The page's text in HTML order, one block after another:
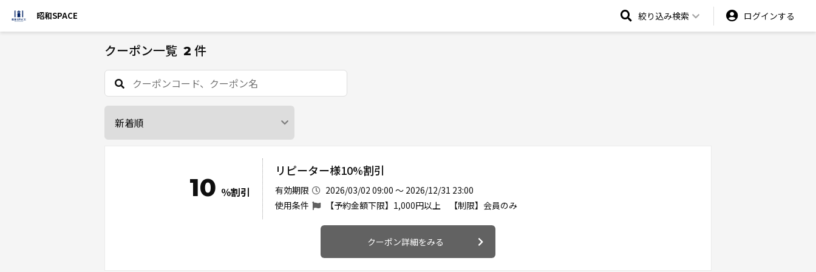
昭和SPACE 絞り込み検索 ログインする
クーポン一覧 2 件
10 ％割引
リピーター様10%割引
有効期限
2026/03/02 09:00 ～ 2026/12/31 23:00
使用条件
【予約金額下限】1,000円以上 【制限】会員のみ
クーポン詳細をみる